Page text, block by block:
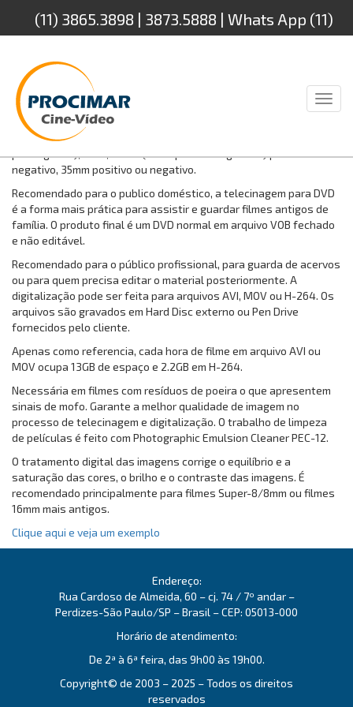
(11) 3865.3898 | 3873.5888 | Whats App (11)
94232.4888
Trabalhamos com as bitolas de filmes Super-8 (18 e 24 quadros
por segundo), 8mm, 16mm (som óptico e magnético) positivo ou
negativo, 35mm positivo ou negativo.
Recomendado para o publico doméstico, a telecinagem para DVD
é a forma mais prática para assistir e guardar filmes antigos de
família. O produto final é um DVD normal em arquivo VOB fechado
e não editável.
Recomendado para o público profissional, para guarda de acervos
ou para quem precisa editar o material posteriormente. A
digitalização pode ser feita para arquivos AVI, MOV ou H-264. Os
arquivos são gravados em Hard Disc externo ou Pen Drive
fornecidos pelo cliente.
Apenas como referencia, cada hora de filme em arquivo AVI ou
MOV ocupa 13GB de espaço e 2.2GB em H-264.
Necessária em filmes com resíduos de poeira o que apresentem
sinais de mofo. Garante a melhor qualidade de imagem no
processo de telecinagem e digitalização. O trabalho de limpeza
de películas é feito com Photographic Emulsion Cleaner PEC-12.
O tratamento digital das imagens corrige o equilíbrio e a
saturação das cores, o brilho e o contraste das imagens. É
recomendado principalmente para filmes Super-8/8mm ou filmes
16mm mais antigos.
Clique aqui e veja um exemplo
Endereço:
Rua Cardoso de Almeida, 60 – cj. 74 / 7º andar –
Perdizes-São Paulo/SP – Brasil – CEP: 05013-000
Horário de atendimento:
De 2ª à 6ª feira, das 9h00 às 19h00.
Copyright© de 2003 – 2025 – Todos os direitos
reservados